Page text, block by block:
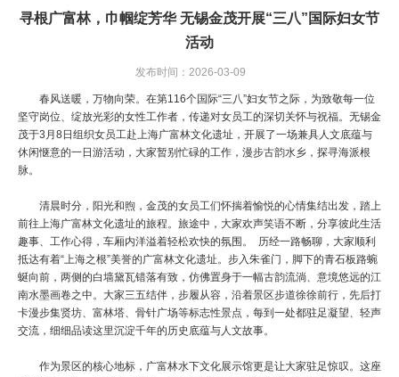
寻根广富林，巾帼绽芳华 无锡金茂开展“三八”国际妇女节
活动
发布时间：2026-03-09
春风送暖，万物向荣。在第116个国际“三八”妇女节之际，为致敬每一位
坚守岗位、绽放光彩的女性工作者，传递对女员工的深切关怀与祝福。无锡金
茂于3月8日组织女员工赴上海广富林文化遗址，开展了一场兼具人文底蕴与
休闲惬意的一日游活动，大家暂别忙碌的工作，漫步古韵水乡，探寻海派根
脉。
清晨时分，阳光和煦，金茂的女员工们怀揣着愉悦的心情集结出发，踏上
前往上海广富林文化遗址的旅程。旅途中，大家欢声笑语不断，分享彼此生活
趣事、工作心得，车厢内洋溢着轻松欢快的氛围。 历经一路畅聊，大家顺利
抵达有着“上海之根”美誉的广富林文化遗址。步入朱雀门，脚下的青石板路蜿
蜒向前，两侧的白墙黛瓦错落有致，仿佛置身于一幅古韵流淌、意境悠远的江
南水墨画卷之中。大家三五结伴，步履从容，沿着景区步道徐徐前行，先后打
卡漫步集贤坊、富林塔、骨针广场等标志性景点，每到一处都驻足凝望、轻声
交流，细细品读这里沉淀千年的历史底蕴与人文故事。
作为景区的核心地标，广富林水下文化展示馆更是让大家驻足惊叹。这座